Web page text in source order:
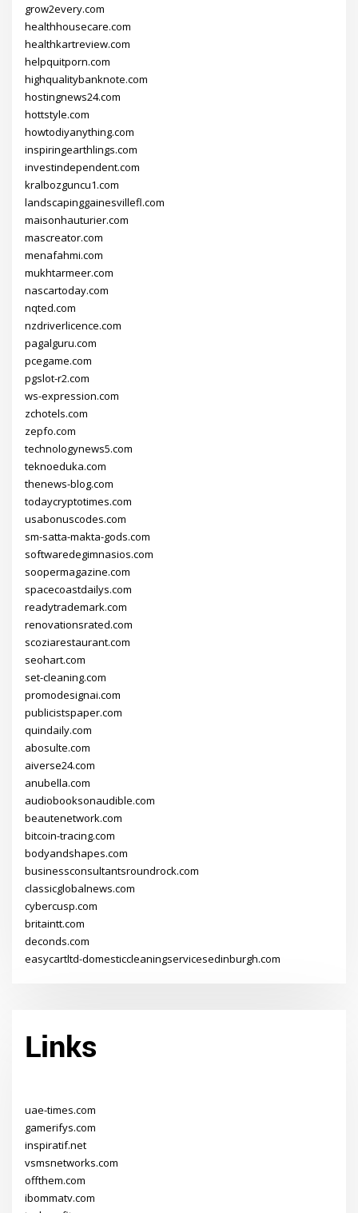
grow2every.com
healthhousecare.com
healthkartreview.com
helpquitporn.com
highqualitybanknote.com
hostingnews24.com
hottstyle.com
howtodiyanything.com
inspiringearthlings.com
investindependent.com
kralbozguncu1.com
landscapinggainesvillefl.com
maisonhauturier.com
mascreator.com
menafahmi.com
mukhtarmeer.com
nascartoday.com
nqted.com
nzdriverlicence.com
pagalguru.com
pcegame.com
pgslot-r2.com
ws-expression.com
zchotels.com
zepfo.com
technologynews5.com
teknoeduka.com
thenews-blog.com
todaycryptotimes.com
usabonuscodes.com
sm-satta-makta-gods.com
softwaredegimnasios.com
soopermagazine.com
spacecoastdailys.com
readytrademark.com
renovationsrated.com
scoziarestaurant.com
seohart.com
set-cleaning.com
promodesignai.com
publicistspaper.com
quindaily.com
abosulte.com
aiverse24.com
anubella.com
audiobooksonaudible.com
beautenetwork.com
bitcoin-tracing.com
bodyandshapes.com
businessconsultantsroundrock.com
classicglobalnews.com
cybercusp.com
britaintt.com
deconds.com
easycartltd-domesticcleaningservicesedinburgh.com
Links
uae-times.com
gamerifys.com
inspiratif.net
vsmsnetworks.com
offthem.com
ibommatv.com